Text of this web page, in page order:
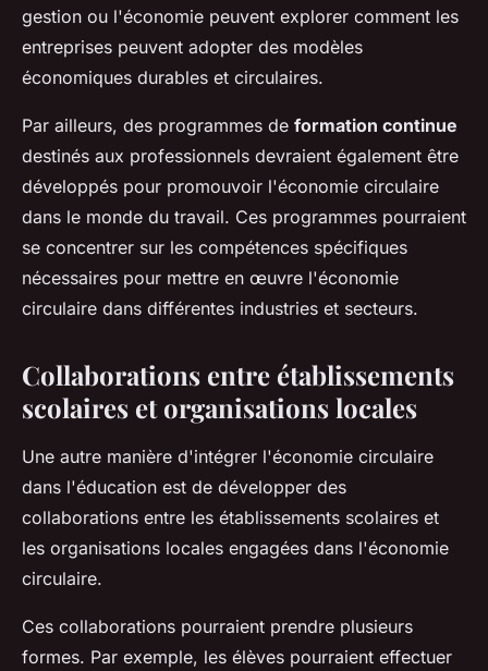
gestion ou l'économie peuvent explorer comment les
entreprises peuvent adopter des modèles
économiques durables et circulaires.
Par ailleurs, des programmes de formation continue
destinés aux professionnels devraient également être
développés pour promouvoir l'économie circulaire
dans le monde du travail. Ces programmes pourraient
se concentrer sur les compétences spécifiques
nécessaires pour mettre en œuvre l'économie
circulaire dans différentes industries et secteurs.
Collaborations entre établissements
scolaires et organisations locales
Une autre manière d'intégrer l'économie circulaire
dans l'éducation est de développer des
collaborations entre les établissements scolaires et
les organisations locales engagées dans l'économie
circulaire.
Ces collaborations pourraient prendre plusieurs
formes. Par exemple, les élèves pourraient effectuer